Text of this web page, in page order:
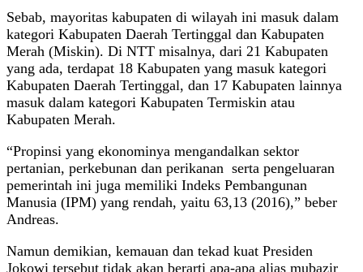
Sebab, mayoritas kabupaten di wilayah ini masuk dalam
kategori Kabupaten Daerah Tertinggal dan Kabupaten
Merah (Miskin). Di NTT misalnya, dari 21 Kabupaten
yang ada, terdapat 18 Kabupaten yang masuk kategori
Kabupaten Daerah Tertinggal, dan 17 Kabupaten lainnya
masuk dalam kategori Kabupaten Termiskin atau
Kabupaten Merah.
“Propinsi yang ekonominya mengandalkan sektor
pertanian, perkebunan dan perikanan serta pengeluaran
pemerintah ini juga memiliki Indeks Pembangunan
Manusia (IPM) yang rendah, yaitu 63,13 (2016),” beber
Andreas.
Namun demikian, kemauan dan tekad kuat Presiden
Jokowi tersebut tidak akan berarti apa-apa alias mubazir